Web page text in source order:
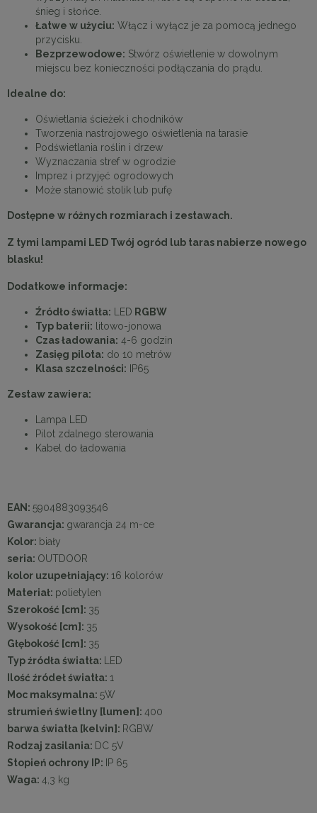
śnieg i słońce.
Łatwe w użyciu: Włącz i wyłącz je za pomocą jednego
przycisku.
Bezprzewodowe: Stwórz oświetlenie w dowolnym
miejscu bez konieczności podłączania do prądu.
Idealne do:
Oświetlania ścieżek i chodników
Tworzenia nastrojowego oświetlenia na tarasie
Podświetlania roślin i drzew
Wyznaczania stref w ogrodzie
Imprez i przyjęć ogrodowych
Może stanowić stolik lub pufę
Dostępne w różnych rozmiarach i zestawach.
Z tymi lampami LED Twój ogród lub taras nabierze nowego
blasku!
Dodatkowe informacje:
Źródło światła: LED RGBW
Typ baterii: litowo-jonowa
Czas ładowania: 4-6 godzin
Zasięg pilota: do 10 metrów
Klasa szczelności: IP65
Zestaw zawiera:
Lampa LED
Pilot zdalnego sterowania
Kabel do ładowania
EAN: 5904883093546
Gwarancja: gwarancja 24 m-ce
Kolor: biały
seria: OUTDOOR
kolor uzupełniający: 16 kolorów
Materiał: polietylen
Szerokość [cm]: 35
Wysokość [cm]: 35
Głębokość [cm]: 35
Typ źródła światła:
LED
Ilość źródeł światła: 1
Moc maksymalna: 5W
strumień świetlny [lumen]: 400
barwa światła [kelvin]: RGBW
Rodzaj zasilania: DC 5V
Stopień ochrony IP: IP 65
Waga: 4,3 kg